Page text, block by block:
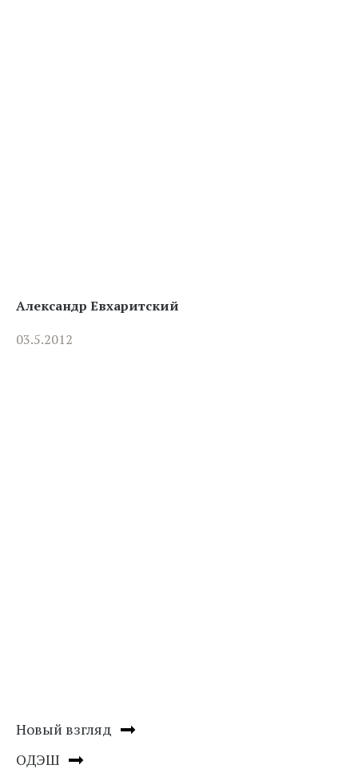
Александр Евхаритский
03.5.2012
Новый взгляд
ОДЭШ